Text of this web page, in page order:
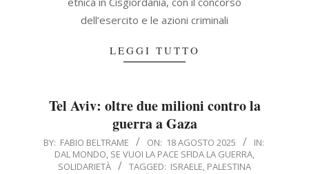
dell’esercito e le azioni criminali
LEGGI TUTTO
Tel Aviv: oltre due milioni contro la
guerra a Gaza
2025-
08-
BY: FABIO BELTRAME ON: 18 AGOSTO 2025
IN:
DAL MONDO, SE VUOI LA PACE SFIDA LA GUERRA,
SOLIDARIETÀ
TAGGED: ISRAELE, PALESTINA